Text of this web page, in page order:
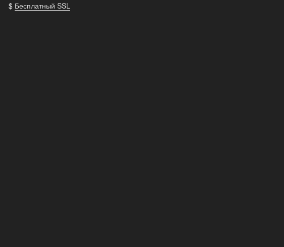
$ Бесплатный SSL